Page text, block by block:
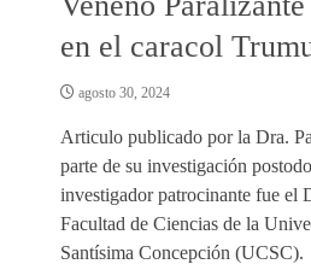
en el caracol
agosto 30, 2024
Articulo publicado por la Dra.
parte de su investigación
investigador patrocinante fue el
Facultad de Ciencias de la
Santísima Concepción (UCSC).